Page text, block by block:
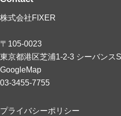
株式会社FIXER
〒105-0023
東京都港区芝浦1-2-3 シーバンス
GoogleMap
03-3455-7755
プライバシーポリシー